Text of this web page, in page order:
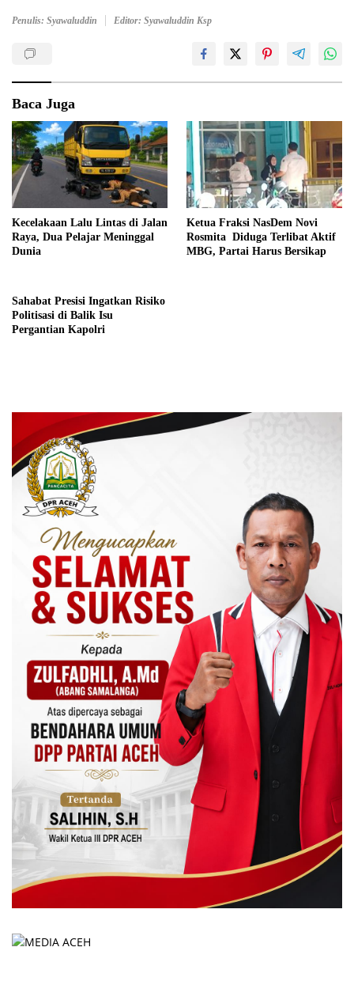
Penulis: Syawaluddin Editor: Syawaluddin Ksp
Baca Juga
Kecelakaan Lalu Lintas di Jalan
Raya, Dua Pelajar Meninggal
Dunia
Ketua Fraksi NasDem Novi
Rosmita Diduga Terlibat Aktif
MBG, Partai Harus Bersikap
Sahabat Presisi Ingatkan Risiko
Politisasi di Balik Isu
Pergantian Kapolri